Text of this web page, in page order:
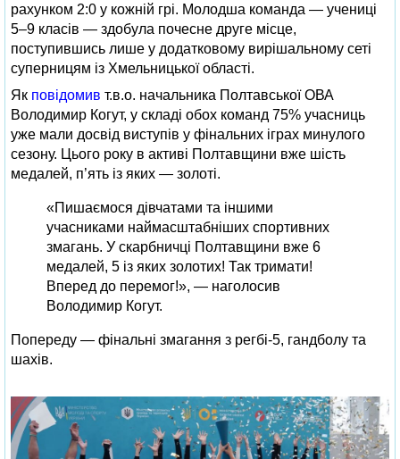
рахунком 2:0 у кожній грі. Молодша команда — учениці
5–9 класів — здобула почесне друге місце,
поступившись лише у додатковому вирішальному сеті
суперницям із Хмельницької області.
Як повідомив т.в.о. начальника Полтавської ОВА
Володимир Когут, у складі обох команд 75% учасниць
уже мали досвід виступів у фінальних іграх минулого
сезону. Цього року в активі Полтавщини вже шість
медалей, п’ять із яких — золоті.
«Пишаємося дівчатами та іншими
учасниками наймасштабніших спортивних
змагань. У скарбничці Полтавщини вже 6
медалей, 5 із яких золотих! Так тримати!
Вперед до перемог!», — наголосив
Володимир Когут.
Попереду — фінальні змагання з регбі-5, гандболу та
шахів.